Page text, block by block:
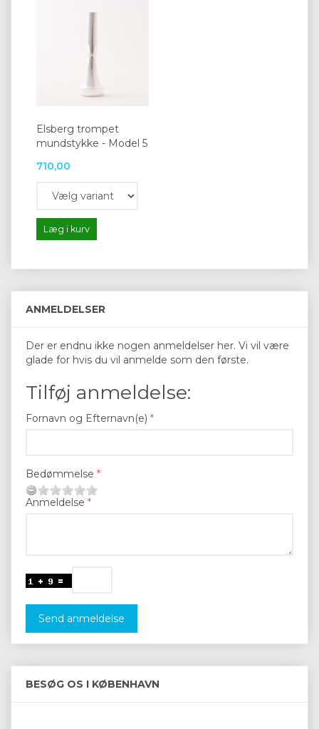
Elsberg trompet
mundstykke - Model 5
710,00
Læg i kurv
ANMELDELSER
Der er endnu ikke nogen anmeldelser her. Vi vil være
glade for hvis du vil anmelde som den første.
Tilføj anmeldelse:
Fornavn og Efternavn(e)
Bedømmelse
Anmeldelse
Send anmeldelse
BESØG OS I KØBENHAVN